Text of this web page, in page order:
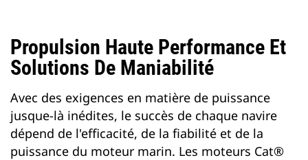
Propulsion Haute Performance Et
Solutions De Maniabilité
Avec des exigences en matière de puissance
jusque-là inédites, le succès de chaque navire
dépend de l'efficacité, de la fiabilité et de la
puissance du moteur marin. Les moteurs Cat®